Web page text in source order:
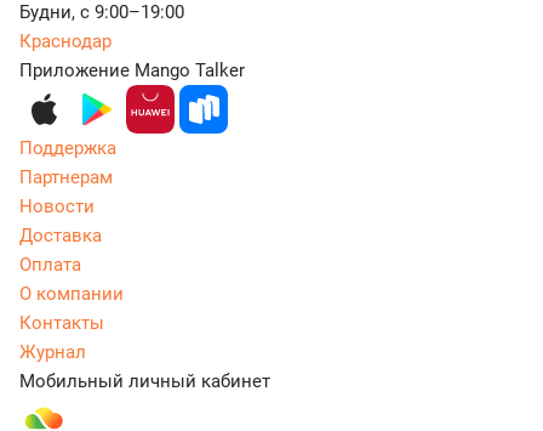
Будни, с 9:00–19:00
Краснодар
Приложение Mango Talker
Поддержка
Партнерам
Новости
Доставка
Оплата
О компании
Контакты
Журнал
Мобильный личный кабинет